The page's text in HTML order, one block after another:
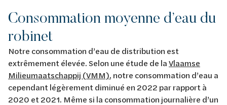
Consommation moyenne d’eau du
robinet
Notre consommation d’eau de distribution est
extrêmement élevée. Selon une étude de laVlaamse
Milieumaatschappij (VMM), notre consommation d’eau a
cependant légèrement diminué en 2022 par rapport à
2020 et 2021. Même si la consommation journalière d’un